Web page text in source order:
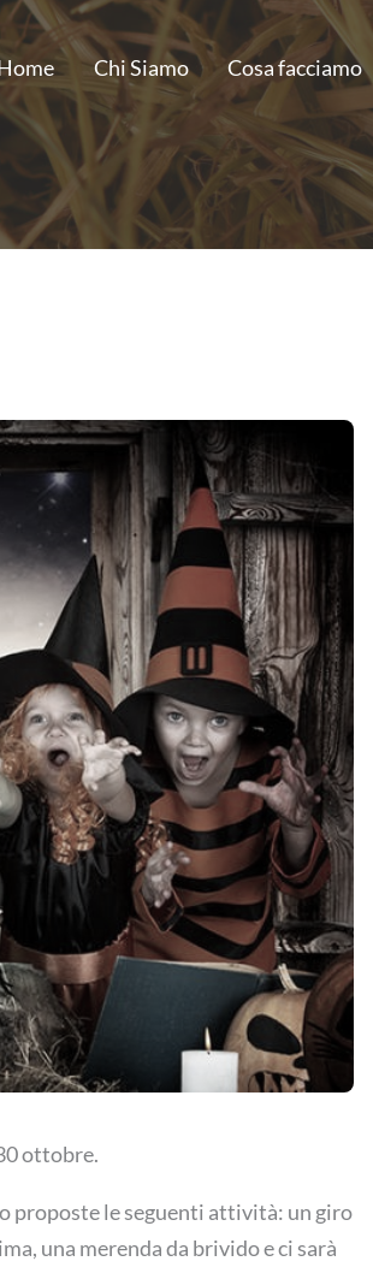
Chi Siamo Cosa facciamo
ottobre.
proposte le seguenti attività: un giro
una merenda da brivido e ci sarà